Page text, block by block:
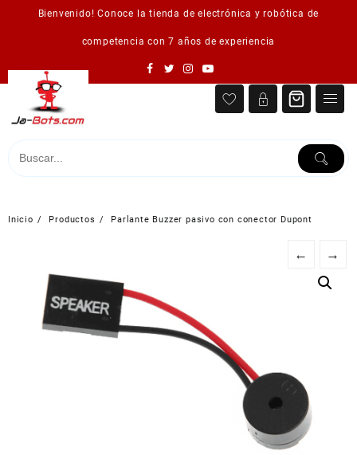
Bienvenido! Conoce la tienda de electrónica y robótica de
competencia con 7 años de experiencia
Inicio Productos Parlante Buzzer pasivo con conector Dupont
← →